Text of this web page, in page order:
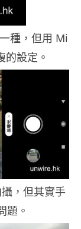
種，但用 Mi
的設定。
，但其實手
題。